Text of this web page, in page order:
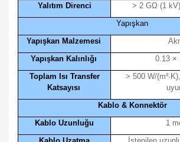
Yalıtım Direnci
> 2 GΩ (1
Yapışkan
Yapışkan Malzemesi
Yapışkan Kalınlığı
0.13 ×
Toplam Isı Transfer
Katsayısı
> 500 W/
Kablo & Konnektör
Kablo Uzunluğu
1